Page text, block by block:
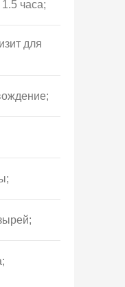
часа;
для